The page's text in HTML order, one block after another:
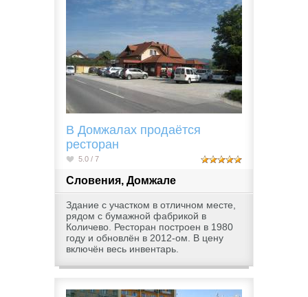
В Домжалах продаётся
ресторан
5.0 / 7
Словения, Домжале
Здание с участком в отличном месте,
рядом с бумажной фабрикой в
Количево. Ресторан построен в 1980
году и обновлён в 2012-ом. В цену
включён весь инвентарь.